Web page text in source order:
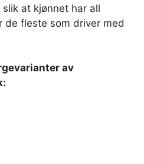
at kjønnet har all
de fleste som driver med
av